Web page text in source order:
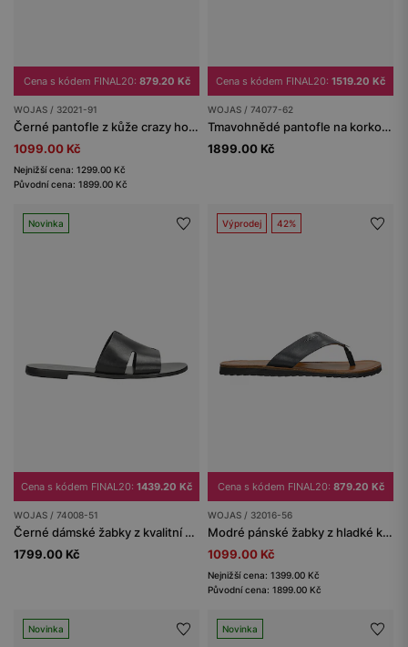
Cena s kódem FINAL20: 879.20 Kč
WOJAS / 32021-91
Černé pantofle z kůže crazy horse na korkové podrážce
1099.00 Kč
Nejnižší cena: 1299.00 Kč
Původní cena: 1899.00 Kč
Cena s kódem FINAL20: 1519.20 Kč
WOJAS / 74077-62
Tmavohnědé pantofle na korkovém klínu s přezkami
1899.00 Kč
Novinka
Cena s kódem FINAL20: 1439.20 Kč
WOJAS / 74008-51
Černé dámské žabky z kvalitní hladké kůže
1799.00 Kč
Výprodej 42%
Cena s kódem FINAL20: 879.20 Kč
WOJAS / 32016-56
Modré pánské žabky z hladké kůže
1099.00 Kč
Nejnižší cena: 1399.00 Kč
Původní cena: 1899.00 Kč
Novinka Novinka